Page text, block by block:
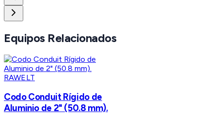
Equipos Relacionados
RAWELT
Codo Conduit Rígido de
Aluminio de 2" (50.8 mm).